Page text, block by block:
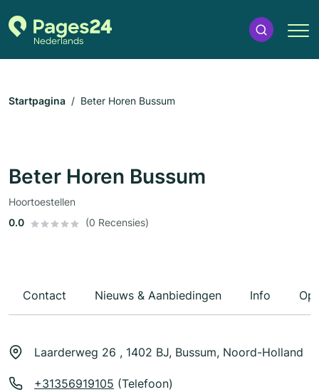
Startpagina Beter Horen Bussum
Beter Horen Bussum
Hoortoestellen
0.0
(0 Recensies)
Contact Nieuws & Aanbiedingen Info
Laarderweg 26 , 1402 BJ, Bussum, Noord-Holland
+31356919105 (Telefoon)